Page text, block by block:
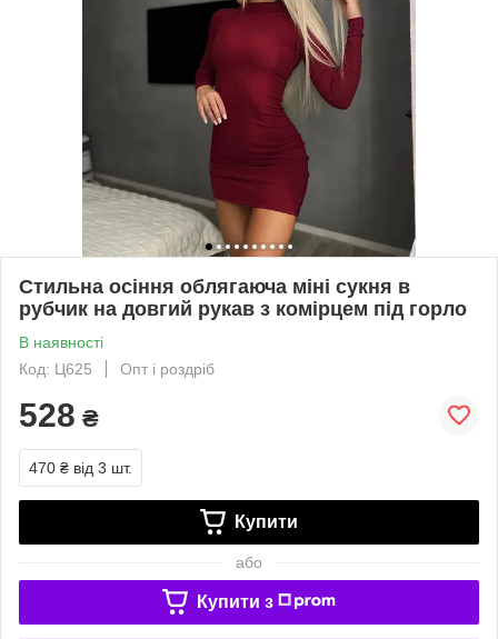
Стильна осіння облягаюча міні сукня в
рубчик на довгий рукав з комірцем під горло
В наявності
Код: Ц625
Опт і роздріб
528 ₴
470 ₴ від 3 шт.
Купити
або
Купити з